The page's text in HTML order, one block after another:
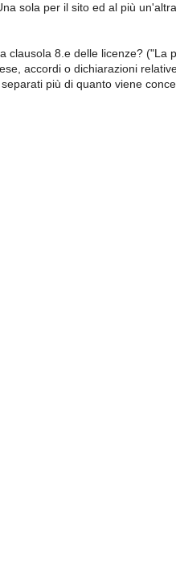
sola per il sito ed al più
clausola 8.e delle licenze? ("La
accordi o dichiarazioni
più di quanto viene